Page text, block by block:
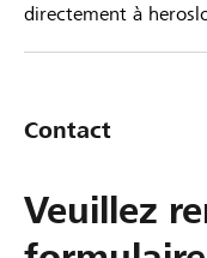
directement à
Contact
Veuillez